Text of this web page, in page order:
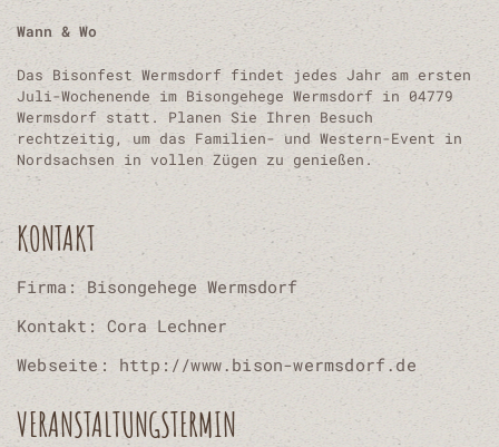
Wann & Wo
Das Bisonfest Wermsdorf findet jedes Jahr am ersten
Juli-Wochenende im Bisongehege Wermsdorf in 04779
Wermsdorf statt. Planen Sie Ihren Besuch
rechtzeitig, um das Familien- und Western-Event in
Nordsachsen in vollen Zügen zu genießen.
KONTAKT
Firma: Bisongehege Wermsdorf
Kontakt: Cora Lechner
Webseite: http://www.bison-wermsdorf.de
VERANSTALTUNGSTERMIN